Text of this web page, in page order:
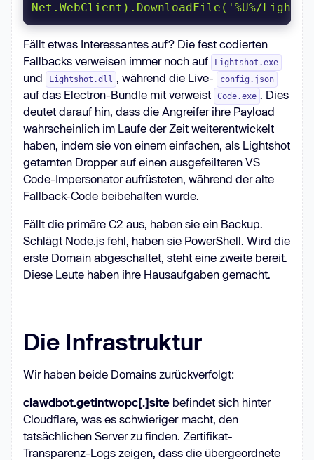
Net.WebClient).DownloadFile('%U%/
Fällt etwas Interessantes auf? Die fest codierten
Fallbacks verweisen immer noch auf
Lightshot.exe
und Lightshot.dll , während die Live- config.json
auf das Electron-Bundle mit verweist Code.exe . Dies
deutet darauf hin, dass die Angreifer ihre Payload
wahrscheinlich im Laufe der Zeit weiterentwickelt
haben, indem sie von einem einfachen, als Lightshot
getarnten Dropper auf einen ausgefeilteren VS
Code-Impersonator aufrüsteten, während der alte
Fallback-Code beibehalten wurde.
Fällt die primäre C2 aus, haben sie ein Backup.
Schlägt Node.js fehl, haben sie PowerShell. Wird die
erste Domain abgeschaltet, steht eine zweite bereit.
Diese Leute haben ihre Hausaufgaben gemacht.
Die Infrastruktur
Wir haben beide Domains zurückverfolgt:
clawdbot.getintwopc[.]site befindet sich hinter
Cloudflare, was es schwieriger macht, den
tatsächlichen Server zu finden. Zertifikat-
Transparenz-Logs zeigen, dass die übergeordnete